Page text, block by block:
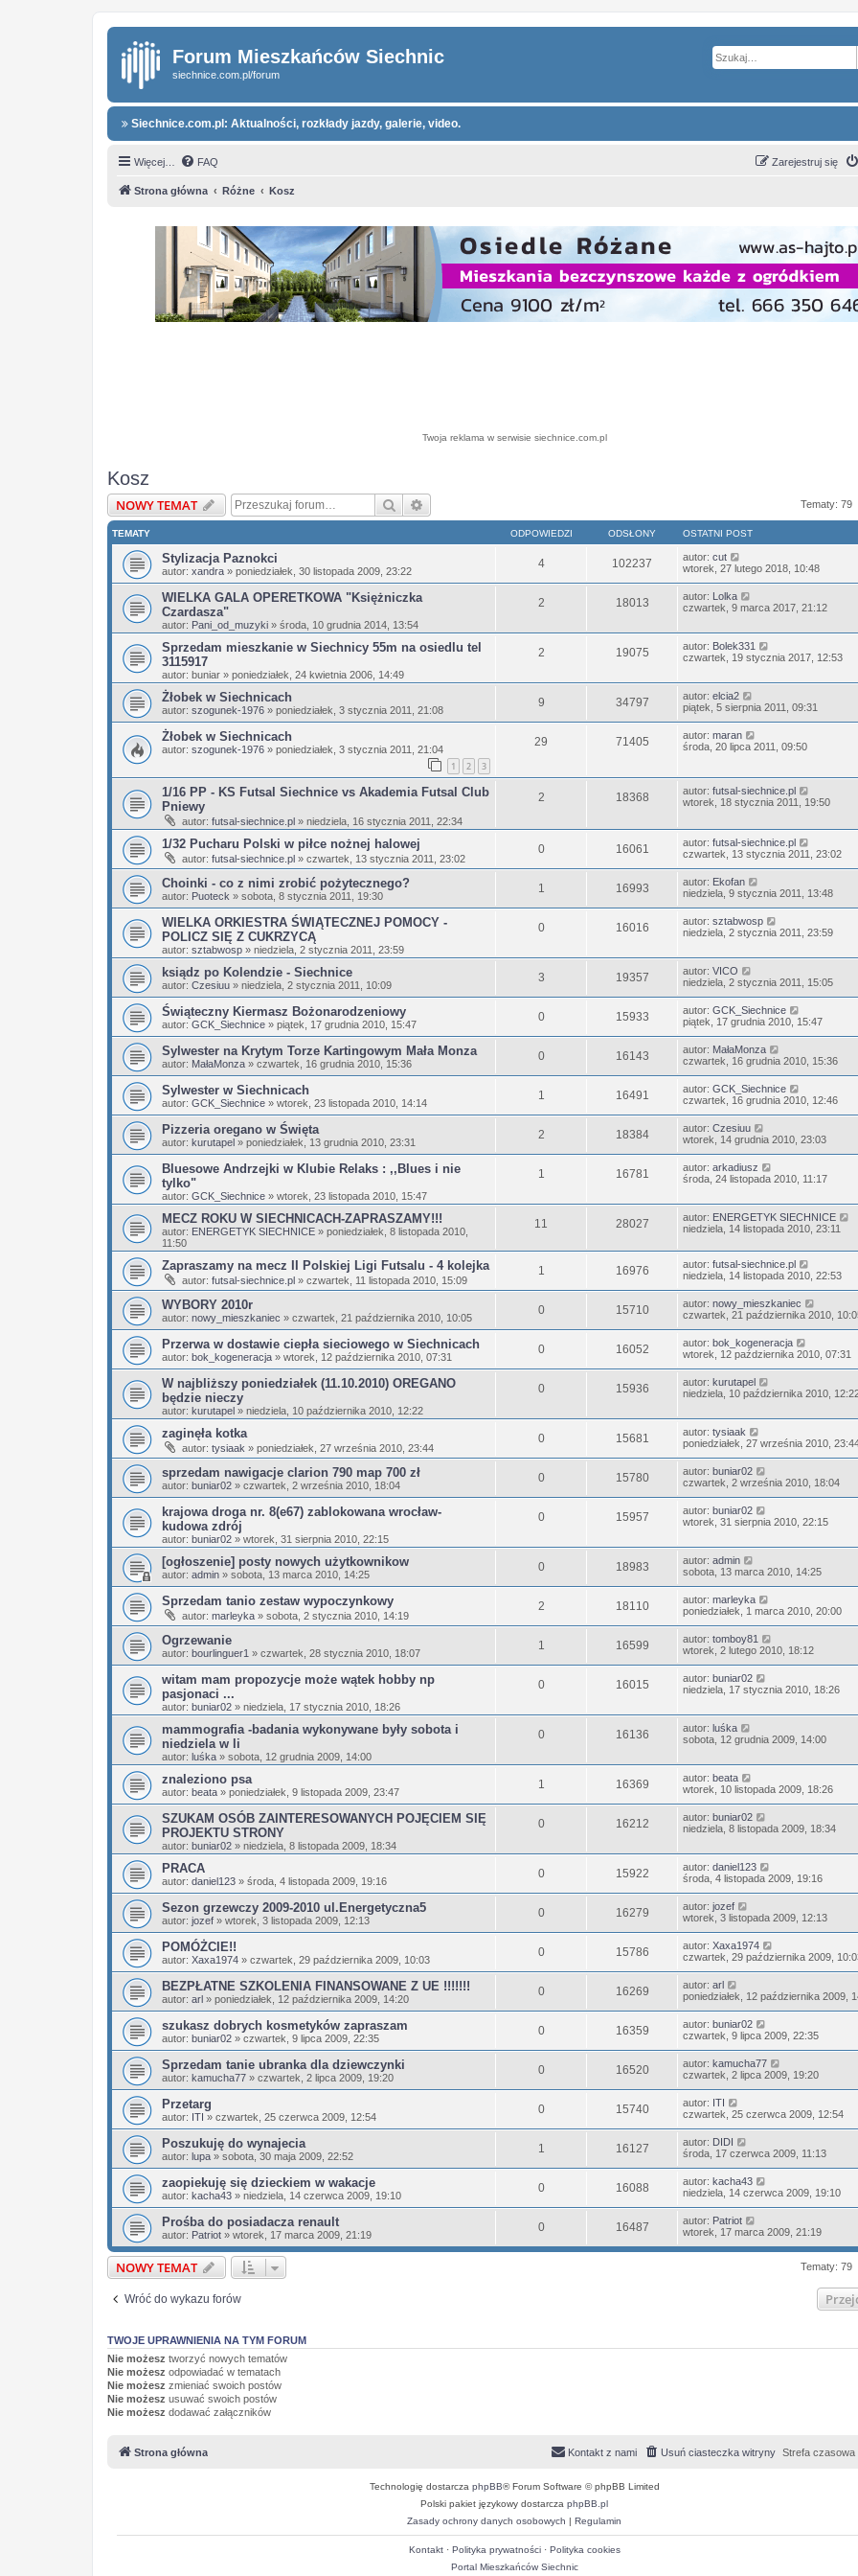
Forum Mieszkańców Siechnic
siechnice.com.pl/forum
Siechnice.com.pl: Aktualności, rozkłady jazdy, galerie, video.
Więcej… FAQ Zarejestruj się
Strona główna Różne Kosz
Twoja reklama w serwisie siechnice.com.pl
Kosz
NOWY TEMAT Szukaj Tematy: 79
TEMATY ODPOWIEDZI ODSŁONY OSTATNI POST
Stylizacja Paznokci
autor: xandra » poniedziałek, 30 listopada 2009, 23:22
4 102237 autor: cut
wtorek, 27 lutego 2018, 10:48
WIELKA GALA OPERETKOWA "Księżniczka
Czardasza"
autor: Pani_od_muzyki » środa, 10 grudnia 2014, 13:54
2 18013 autor: Lolka
czwartek, 9 marca 2017, 21:12
Sprzedam mieszkanie w Siechnicy 55m na osiedlu tel
3115917
autor: buniar » poniedziałek, 24 kwietnia 2006, 14:49
2 19075 autor: Bolek331
czwartek, 19 stycznia 2017, 12:53
Żłobek w Siechnicach
autor: szogunek-1976 » poniedziałek, 3 stycznia 2011, 21:08
9 34797 autor: elcia2
piątek, 5 sierpnia 2011, 09:31
Żłobek w Siechnicach
autor: szogunek-1976 » poniedziałek, 3 stycznia 2011, 21:04
1 2 3
29 71405 autor: maran
środa, 20 lipca 2011, 09:50
1/16 PP - KS Futsal Siechnice vs Akademia Futsal Club
Pniewy
autor: futsal-siechnice.pl » niedziela, 16 stycznia 2011, 22:34
2 18368 autor: futsal-siechnice.pl
wtorek, 18 stycznia 2011, 19:50
1/32 Pucharu Polski w piłce nożnej halowej
autor: futsal-siechnice.pl » czwartek, 13 stycznia 2011, 23:02
0 16061 autor: futsal-siechnice.pl
czwartek, 13 stycznia 2011, 23:02
Choinki - co z nimi zrobić pożytecznego?
autor: Puoteck » sobota, 8 stycznia 2011, 19:30
1 16993 autor: Ekofan
niedziela, 9 stycznia 2011, 13:48
WIELKA ORKIESTRA ŚWIĄTECZNEJ POMOCY -
POLICZ SIĘ Z CUKRZYCĄ
autor: sztabwosp » niedziela, 2 stycznia 2011, 23:59
0 16016 autor: sztabwosp
niedziela, 2 stycznia 2011, 23:59
ksiądz po Kolendzie - Siechnice
autor: Czesiuu » niedziela, 2 stycznia 2011, 10:09
3 19357 autor: VICO
niedziela, 2 stycznia 2011, 15:05
Świąteczny Kiermasz Bożonarodzeniowy
autor: GCK_Siechnice » piątek, 17 grudnia 2010, 15:47
0 15933 autor: GCK_Siechnice
piątek, 17 grudnia 2010, 15:47
Sylwester na Krytym Torze Kartingowym Mała Monza
autor: MałaMonza » czwartek, 16 grudnia 2010, 15:36
0 16143 autor: MałaMonza
czwartek, 16 grudnia 2010, 15:36
Sylwester w Siechnicach
autor: GCK_Siechnice » wtorek, 23 listopada 2010, 14:14
1 16491 autor: GCK_Siechnice
czwartek, 16 grudnia 2010, 12:46
Pizzeria oregano w Święta
autor: kurutapel » poniedziałek, 13 grudnia 2010, 23:31
2 18384 autor: Czesiuu
wtorek, 14 grudnia 2010, 23:03
Bluesowe Andrzejki w Klubie Relaks : ,,Blues i nie
tylko"
autor: GCK_Siechnice » wtorek, 23 listopada 2010, 15:47
1 16781 autor: arkadiusz
środa, 24 listopada 2010, 11:17
MECZ ROKU W SIECHNICACH-ZAPRASZAMY!!!
autor: ENERGETYK SIECHNICE » poniedziałek, 8 listopada 2010,
11:50
11 28027 autor: ENERGETYK SIECHNICE
niedziela, 14 listopada 2010, 23:11
Zapraszamy na mecz II Polskiej Ligi Futsalu - 4 kolejka
autor: futsal-siechnice.pl » czwartek, 11 listopada 2010, 15:09
1 16976 autor: futsal-siechnice.pl
niedziela, 14 listopada 2010, 22:53
WYBORY 2010r
autor: nowy_mieszkaniec » czwartek, 21 października 2010, 10:05
0 15710 autor: nowy_mieszkaniec
czwartek, 21 października 2010,
Przerwa w dostawie ciepła sieciowego w Siechnicach
autor: bok_kogeneracja » wtorek, 12 października 2010, 07:31
0 16052 autor: bok_kogeneracja
wtorek, 12 października 2010, 07:31
W najbliższy poniedziałek (11.10.2010) OREGANO
będzie nieczy
autor: kurutapel » niedziela, 10 października 2010, 12:22
0 15936 autor: kurutapel
niedziela, 10 października 2010,
zaginęła kotka
autor: tysiaak » poniedziałek, 27 września 2010, 23:44
0 15681 autor: tysiaak
poniedziałek, 27 września 2010,
sprzedam nawigacje clarion 790 map 700 zł
autor: buniar02 » czwartek, 2 września 2010, 18:04
0 15780 autor: buniar02
czwartek, 2 września 2010, 18:04
krajowa droga nr. 8(e67) zablokowana wrocław-
kudowa zdrój
autor: buniar02 » wtorek, 31 sierpnia 2010, 22:15
0 15957 autor: buniar02
wtorek, 31 sierpnia 2010, 22:15
[ogłoszenie] posty nowych użytkownikow
autor: admin » sobota, 13 marca 2010, 14:25
0 18983 autor: admin
sobota, 13 marca 2010, 14:25
Sprzedam tanio zestaw wypoczynkowy
autor: marleyka » sobota, 2 stycznia 2010, 14:19
2 18110 autor: marleyka
poniedziałek, 1 marca 2010, 20:00
Ogrzewanie
autor: bourlinguer1 » czwartek, 28 stycznia 2010, 18:07
1 16599 autor: tomboy81
wtorek, 2 lutego 2010, 18:12
witam mam propozycje może wątek hobby np
pasjonaci ...
autor: buniar02 » niedziela, 17 stycznia 2010, 18:26
0 16015 autor: buniar02
niedziela, 17 stycznia 2010, 18:26
mammografia -badania wykonywane były sobota i
niedziela w li
autor: luśka » sobota, 12 grudnia 2009, 14:00
0 16136 autor: luśka
sobota, 12 grudnia 2009, 14:00
znaleziono psa
autor: beata » poniedziałek, 9 listopada 2009, 23:47
1 16369 autor: beata
wtorek, 10 listopada 2009, 18:26
SZUKAM OSÓB ZAINTERESOWANYCH POJĘCIEM SIĘ
PROJEKTU STRONY
autor: buniar02 » niedziela, 8 listopada 2009, 18:34
0 16212 autor: buniar02
niedziela, 8 listopada 2009, 18:34
PRACA
autor: daniel123 » środa, 4 listopada 2009, 19:16
0 15922 autor: daniel123
środa, 4 listopada 2009, 19:16
Sezon grzewczy 2009-2010 ul.Energetyczna5
autor: jozef » wtorek, 3 listopada 2009, 12:13
0 16279 autor: jozef
wtorek, 3 listopada 2009, 12:13
POMÓŻCIE!!
autor: Xaxa1974 » czwartek, 29 października 2009, 10:03
0 15786 autor: Xaxa1974
czwartek, 29 października 2009,
BEZPŁATNE SZKOLENIA FINANSOWANE Z UE !!!!!!!
autor: arl » poniedziałek, 12 października 2009, 14:20
0 16269 autor: arl
poniedziałek, 12 października 2009,
szukasz dobrych kosmetyków zapraszam
autor: buniar02 » czwartek, 9 lipca 2009, 22:35
0 16359 autor: buniar02
czwartek, 9 lipca 2009, 22:35
Sprzedam tanie ubranka dla dziewczynki
autor: kamucha77 » czwartek, 2 lipca 2009, 19:20
0 16520 autor: kamucha77
czwartek, 2 lipca 2009, 19:20
Przetarg
autor: ITI » czwartek, 25 czerwca 2009, 12:54
0 15740 autor: ITI
czwartek, 25 czerwca 2009, 12:54
Poszukuję do wynajecia
autor: lupa » sobota, 30 maja 2009, 22:52
1 16127 autor: DIDI
środa, 17 czerwca 2009, 11:13
zaopiekuję się dzieckiem w wakacje
autor: kacha43 » niedziela, 14 czerwca 2009, 19:10
0 16088 autor: kacha43
niedziela, 14 czerwca 2009, 19:10
Prośba do posiadacza renault
autor: Patriot » wtorek, 17 marca 2009, 21:19
0 16487 autor: Patriot
wtorek, 17 marca 2009, 21:19
NOWY TEMAT Tematy: 79
Wróć do wykazu forów
TWOJE UPRAWNIENIA NA TYM FORUM
Nie możesz tworzyć nowych tematów
Nie możesz odpowiadać w tematach
Nie możesz zmieniać swoich postów
Nie możesz usuwać swoich postów
Nie możesz dodawać załączników
Strona główna Strefa czasowa
Usuń ciasteczka witryny
Kontakt z nami
Technologię dostarcza phpBB® Forum Software © phpBB Limited
Polski pakiet językowy dostarcza phpBB.pl
Zasady ochrony danych osobowych | Regulamin
Kontakt· Polityka prywatności· Polityka cookies
Portal Mieszkańców Siechnic